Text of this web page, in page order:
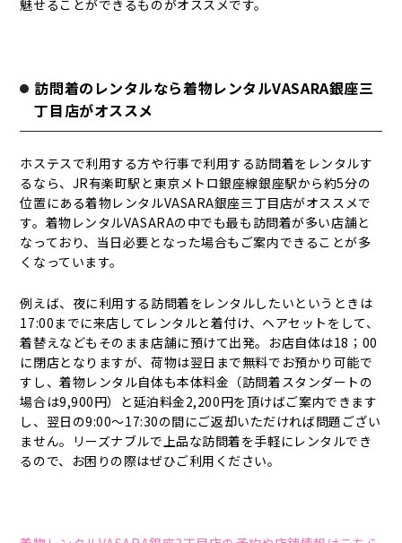
魅せることができるものがオススメです。
訪問着のレンタルなら着物レンタルVASARA銀座三
丁目店がオススメ
ホステスで利用する方や行事で利用する訪問着をレンタルす
るなら、JR有楽町駅と東京メトロ銀座線銀座駅から約5分の
位置にある着物レンタルVASARA銀座三丁目店がオススメで
す。着物レンタルVASARAの中でも最も訪問着が多い店舗と
なっており、当日必要となった場合もご案内できることが多
くなっています。
例えば、夜に利用する訪問着をレンタルしたいというときは
17:00までに来店してレンタルと着付け、ヘアセットをして、
着替えなどもそのまま店舗に預けて出発。お店自体は18；00
に閉店となりますが、荷物は翌日まで無料でお預かり可能で
すし、着物レンタル自体も本体料金（訪問着スタンダートの
場合は9,900円）と延泊料金2,200円を頂けばご案内できます
し、翌日の9:00～17:30の間にご返却いただければ問題ござい
ません。リーズナブルで上品な訪問着を手軽にレンタルでき
るので、お困りの際はぜひご利用ください。